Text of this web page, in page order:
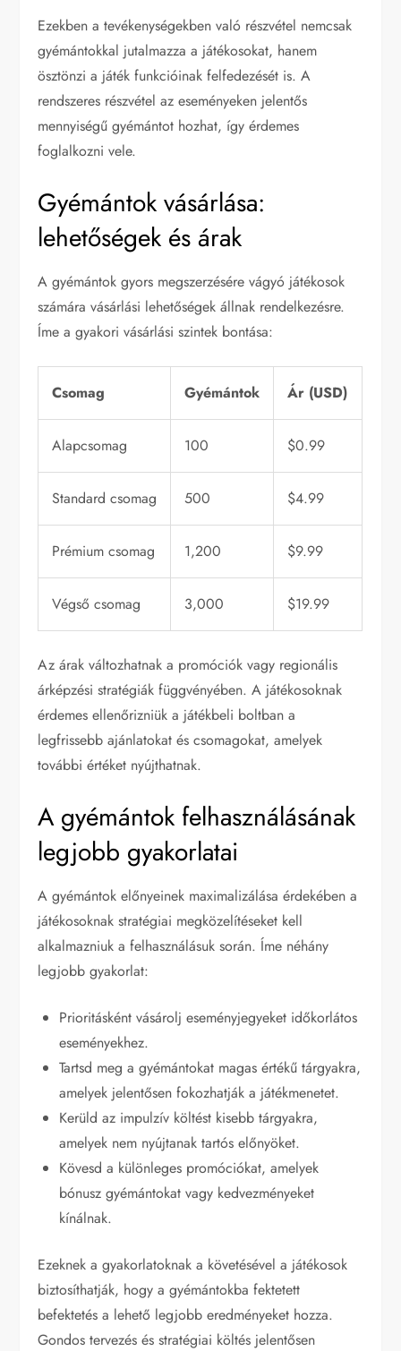
Ezekben a tevékenységekben való részvétel nemcsak
gyémántokkal jutalmazza a játékosokat, hanem
ösztönzi a játék funkcióinak felfedezését is. A
rendszeres részvétel az eseményeken jelentős
mennyiségű gyémántot hozhat, így érdemes
foglalkozni vele.
Gyémántok vásárlása:
lehetőségek és árak
A gyémántok gyors megszerzésére vágyó játékosok
számára vásárlási lehetőségek állnak rendelkezésre.
Íme a gyakori vásárlási szintek bontása:
Csomag Gyémántok Ár (USD)
Alapcsomag 100 $0.99
Standard csomag 500 $4.99
Prémium csomag 1,200 $9.99
Végső csomag 3,000 $19.99
Az árak változhatnak a promóciók vagy regionális
árképzési stratégiák függvényében. A játékosoknak
érdemes ellenőrizniük a játékbeli boltban a
legfrissebb ajánlatokat és csomagokat, amelyek
további értéket nyújthatnak.
A gyémántok felhasználásának
legjobb gyakorlatai
A gyémántok előnyeinek maximalizálása érdekében a
játékosoknak stratégiai megközelítéseket kell
alkalmazniuk a felhasználásuk során. Íme néhány
legjobb gyakorlat:
Prioritásként vásárolj eseményjegyeket időkorlátos
eseményekhez.
Tartsd meg a gyémántokat magas értékű tárgyakra,
amelyek jelentősen fokozhatják a játékmenetet.
Kerüld az impulzív költést kisebb tárgyakra,
amelyek nem nyújtanak tartós előnyöket.
Kövesd a különleges promóciókat, amelyek
bónusz gyémántokat vagy kedvezményeket
kínálnak.
Ezeknek a gyakorlatoknak a követésével a játékosok
biztosíthatják, hogy a gyémántokba fektetett
befektetés a lehető legjobb eredményeket hozza.
Gondos tervezés és stratégiai költés jelentősen